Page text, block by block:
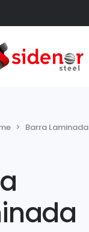
> Barra Laminada